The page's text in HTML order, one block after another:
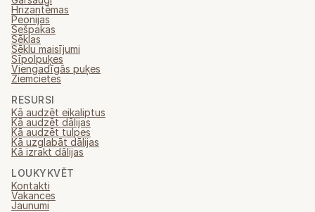
Hrizantēmas
Peonijas
Sešpakas
Sēklas
Sēklu maisījumi
Sīpolpuķes
Viengadīgās puķes
Ziemcietes
RESURSI
Kā audzēt eikaliptus
Kā audzēt dālijas
Kā audzēt tulpes
Kā uzglabāt dālijas
Kā izrakt dālijas
LOUKYKVĚT
Kontakti
Vakances
Jaunumi